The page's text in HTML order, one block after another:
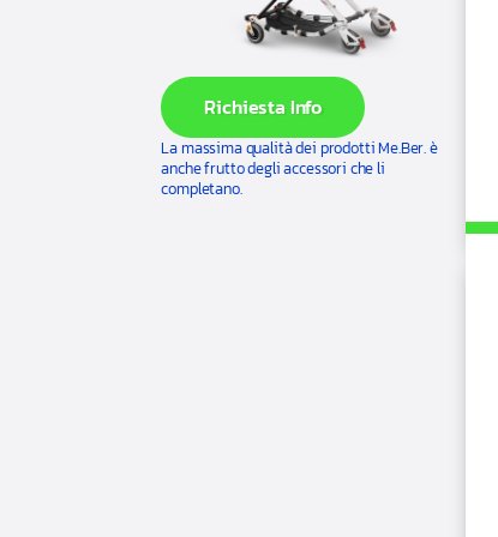
Richiesta Info
La massima qualità dei prodotti Me.Ber. è
anche frutto degli accessori che li
completano.